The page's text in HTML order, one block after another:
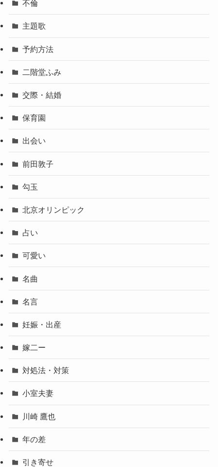
不倫
主題歌
予約方法
二階堂ふみ
交際・結婚
保育園
出会い
前田敦子
勾玉
北京オリンピック
占い
可愛い
名曲
名言
妊娠・出産
嫁二ー
対処法・対策
小室夫妻
川崎 鷹也
年の差
引き寄せ